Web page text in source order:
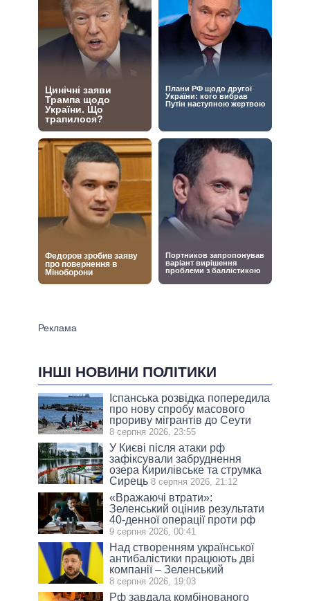
ІНШІ НОВИНИ ПОЛІТИКИ
Іспанська розвідка попередила
про нову спробу масового
прориву мігрантів до Сеути
8 серпня 2026, 23:55
У Києві після атаки рф
зафіксували забруднення
озера Кирилівське та струмка
Сирець 8 серпня 2026, 21:12
«Вражаючі втрати»:
Зеленський оцінив результати
40-денної операції проти рф
9 серпня 2026, 00:41
Над створенням української
антибалістики працюють дві
компанії – Зеленський
8 серпня 2026, 19:03
Рф завдала комбінованого